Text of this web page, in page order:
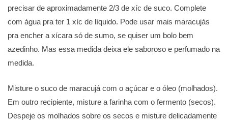
precisar de aproximadamente 2/3 de xíc de suco. Complete
com água pra ter 1 xíc de líquido. Pode usar mais maracujás
pra encher a xícara só de sumo, se quiser um bolo bem
azedinho. Mas essa medida deixa ele saboroso e perfumado na
medida.
Misture o suco de maracujá com o açúcar e o óleo (molhados).
Em outro recipiente, misture a farinha com o fermento (secos).
Despeje os molhados sobre os secos e misture delicadamente